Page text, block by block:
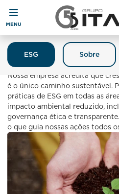
MENU
Sobre
ESG
Itadil E O Meio
Nossa empresa acredita que
é o único caminho sustentável.
práticas de ESG em todas as
impacto ambiental reduzido,
governança ética e
o que guia nossas ações todos